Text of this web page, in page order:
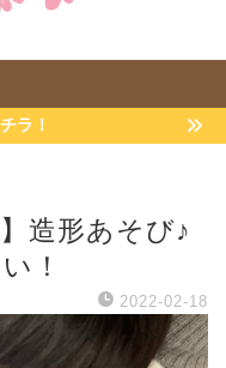
ラ！
造形あそび♪
！
2022-02-18